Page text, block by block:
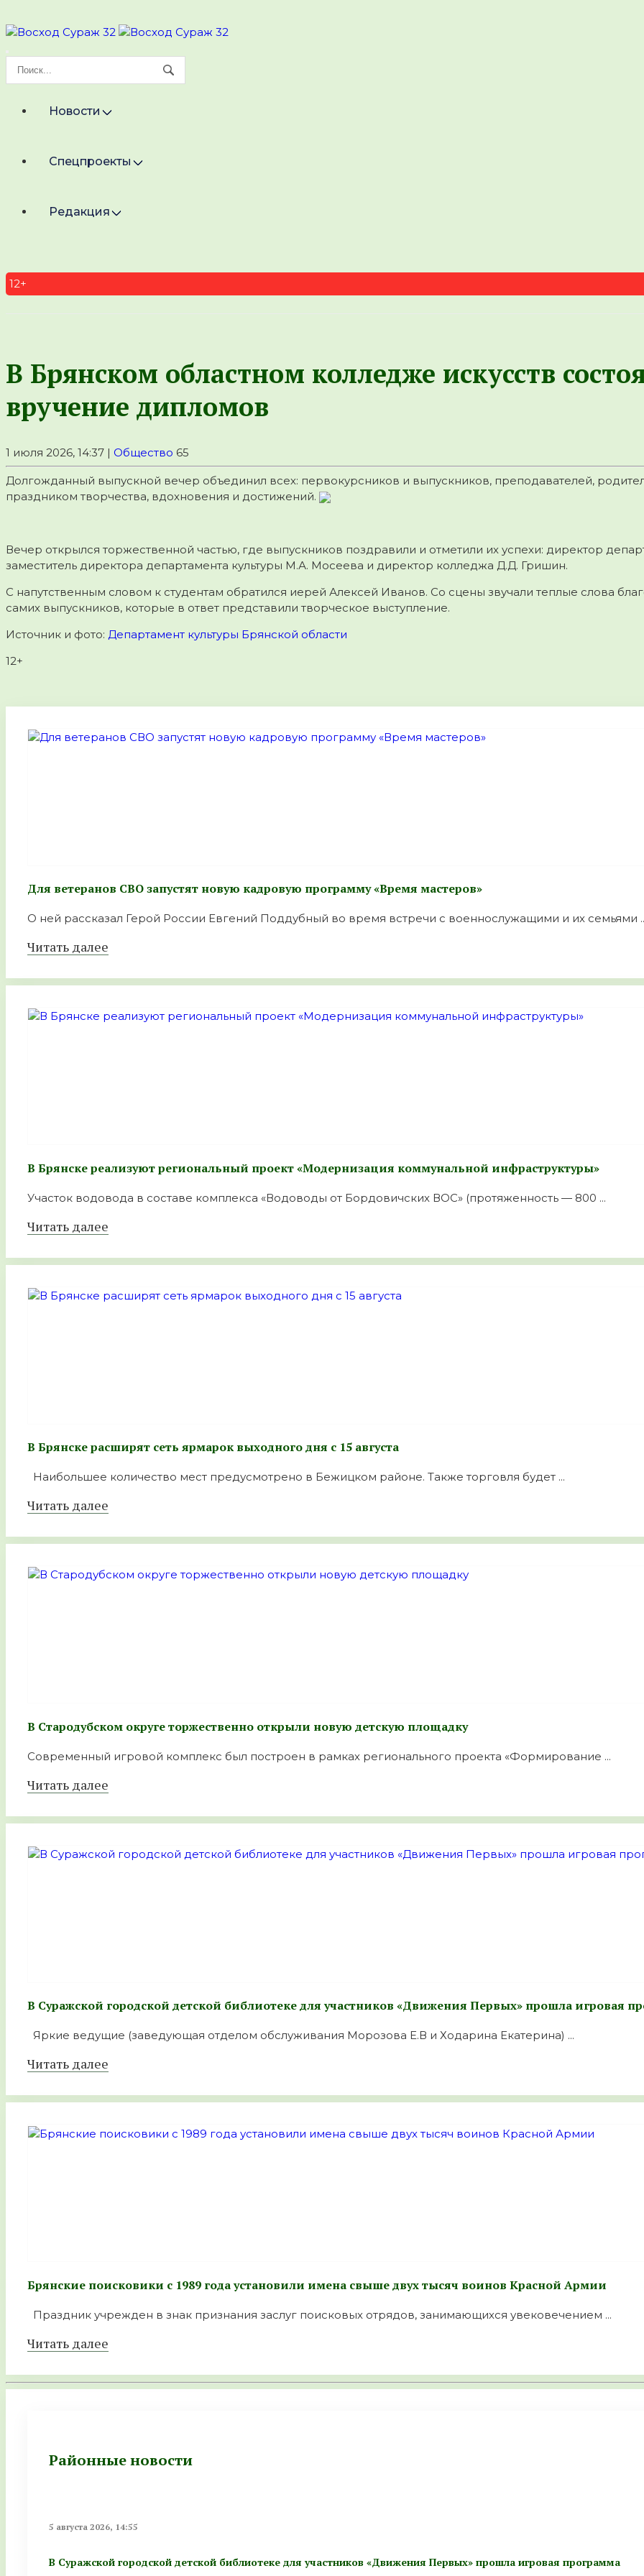
Новости
Спецпроекты
Редакция
12+
В Брянском областном колледже искусств
вручение дипломов
1 июля 2026, 14:37 | Общество 65
Долгожданный выпускной вечер объединил всех: первокурсников и выпускников, преподавателей,
праздником творчества, вдохновения и достижений.
Вечер открылся торжественной частью, где выпускников поздравили и отметили их успехи: директор
заместитель директора департамента культуры М.А. Мосеева и директор колледжа Д.Д. Гришин.
С напутственным словом к студентам обратился иерей Алексей Иванов. Со сцены звучали теплые слова
самих выпускников, которые в ответ представили творческое выступление.
Источник и фото: Департамент культуры Брянской области
12+
Для ветеранов СВО запустят новую кадровую программу «Время мастеров»
О ней рассказал Герой России Евгений Поддубный во время встречи с военнослужащими и их семьями
Читать далее
В Брянске реализуют региональный проект «Модернизация коммунальной инфраструктуры»
Участок водовода в составе комплекса «Водоводы от Бордовичских ВОС» (протяженность — 800 ...
Читать далее
В Брянске расширят сеть ярмарок выходного дня с 15 августа
Наибольшее количество мест предусмотрено в Бежицком районе. Также торговля будет ...
Читать далее
В Стародубском округе торжественно открыли новую детскую площадку
Современный игровой комплекс был построен в рамках регионального проекта «Формирование ...
Читать далее
В Суражской городской детской библиотеке для участников «Движения Первых» прошла игровая
Яркие ведущие (заведующая отделом обслуживания Морозова Е.В и Ходарина Екатерина) ...
Читать далее
Брянские поисковики с 1989 года установили имена свыше двух тысяч воинов Красной Армии
Праздник учрежден в знак признания заслуг поисковых отрядов, занимающихся увековечением ...
Читать далее
Районные новости
5 августа 2026, 14:55
В Суражской городской детской библиотеке для участников «Движения Первых» прошла игровая программа